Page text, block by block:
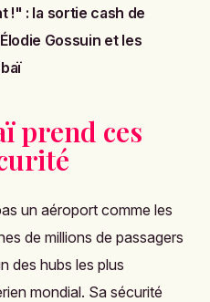
!" : la sortie cash de
Gossuin et les
prend ces
un aéroport comme les
de millions de passagers
des hubs les plus
mondial. Sa sécurité